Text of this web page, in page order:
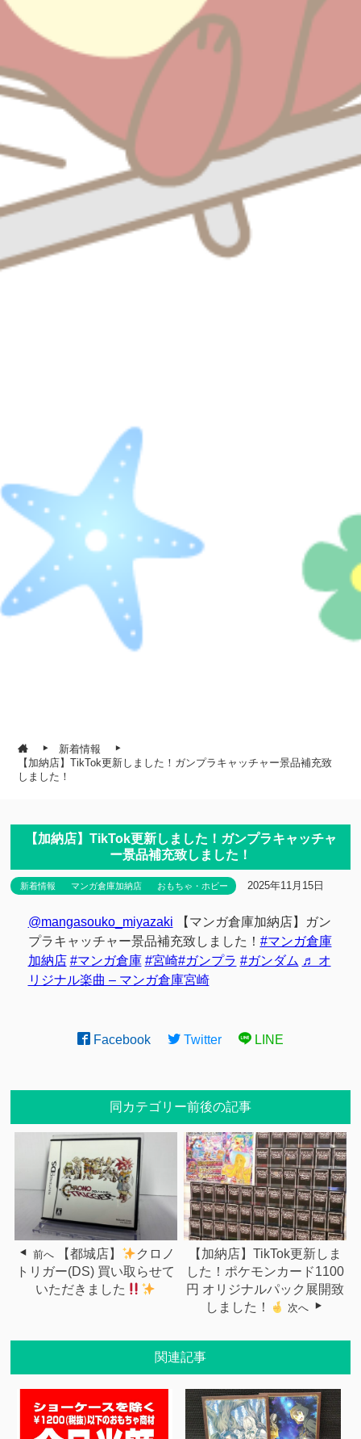
新着情報
【加納店】TikTok更新しました！ガンプラキャッチャー景品補充致
しました！
【加納店】TikTok更新しました！ガンプラキャッチャ
ー景品補充致しました！
新着情報 マンガ倉庫加納店 おもちゃ・ホビー 2025年11月15日
@mangasouko_miyazaki 【マンガ倉庫加納店】ガン
プラキャッチャー景品補充致しました！ #マンガ倉庫
加納店 #マンガ倉庫 #宮崎#ガンプラ #ガンダム ♬ オ
リジナル楽曲 – マンガ倉庫宮崎
Facebook Twitter LINE
同カテゴリー前後の記事
前へ 【都城店】
クロノ
トリガー(DS) 買い取らせて
いただきました
【加納店】TikTok更新しま
した！ポケモンカード1100
円 オリジナルパック展開致
しました！
次へ
関連記事